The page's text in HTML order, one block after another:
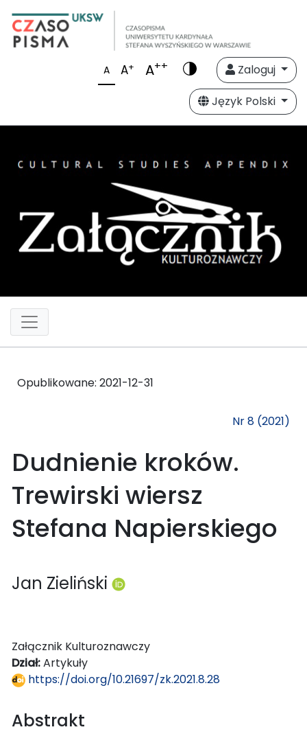
A A+ A++
Zaloguj
Język Polski
Opublikowane: 2021-12-31
Nr 8 (2021)
Dudnienie kroków.
Trewirski wiersz
Stefana Napierskiego
Jan Zieliński
Załącznik Kulturoznawczy
Dział:Artykuły
https://doi.org/10.21697/zk.2021.8.28
Abstrakt